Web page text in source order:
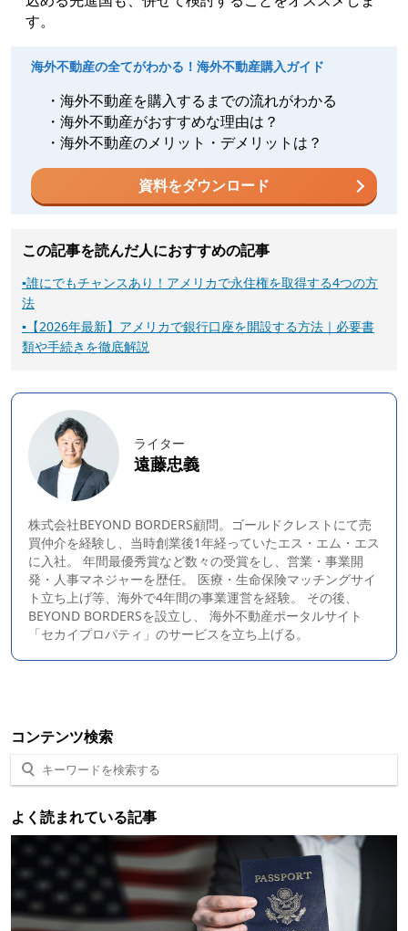
す。
海外不動産の全てがわかる！海外不動産購入ガイド
・海外不動産を購入するまでの流れがわかる
・海外不動産がおすすめな理由は？
・海外不動産のメリット・デメリットは？
資料をダウンロード
この記事を読んだ人におすすめの記事
▪誰にでもチャンスあり！アメリカで永住権を取得する4つの方
法
▪ 【2026年最新】アメリカで銀行口座を開設する方法｜必要書
類や手続きを徹底解説
ライター
遠藤忠義
株式会社BEYOND BORDERS顧問。ゴールドクレストにて売
買仲介を経験し、当時創業後1年経っていたエス・エム・エス
に入社。 年間最優秀賞など数々の受賞をし、営業・事業開
発・人事マネジャーを歴任。 医療・生命保険マッチングサイ
ト立ち上げ等、海外で4年間の事業運営を経験。 その後、
BEYOND BORDERSを設立し、 海外不動産ポータルサイト
「セカイプロパティ」のサービスを立ち上げる。
コンテンツ検索
よく読まれている記事